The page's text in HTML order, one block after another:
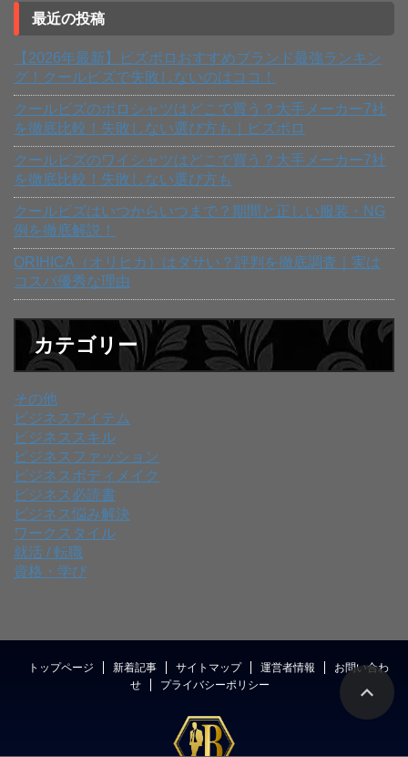
最近の投稿
【2026年最新】ビズポロおすすめブランド最強ランキン
グ！クールビズで失敗しないのはココ！
クールビズのポロシャツはどこで買う？大手メーカー7社
を徹底比較！失敗しない選び方も｜ビズポロ
クールビズのワイシャツはどこで買う？大手メーカー7社
を徹底比較！失敗しない選び方も
クールビズはいつからいつまで？期間と正しい服装・NG
例を徹底解説！
ORIHICA（オリヒカ）はダサい？評判を徹底調査｜実は
コスパ優秀な理由
カテゴリー
その他
ビジネスアイテム
ビジネススキル
ビジネスファッション
ビジネスボディメイク
ビジネス必読書
ビジネス悩み解決
ワークスタイル
就活 / 転職
資格・学び
トップページ 新着記事 サイトマップ 運営者情報
お問い合わ
せ
プライバシーポリシー